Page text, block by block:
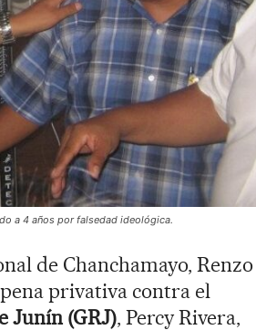
a 4 años por falsedad ideológica.
de Chanchamayo, Renzo
privativa contra el
Junín (GRJ), Percy Rivera,